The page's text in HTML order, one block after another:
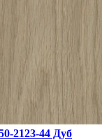
2123-44 Дуб